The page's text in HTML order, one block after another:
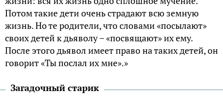
Потом такие дети очень страдают всю земную
жизнь. Но те родители, что словами «посылают»
своих детей к дьяволу – «посвящают» их ему.
После этого дьявол имеет право на таких детей, он
говорит «Ты послал их мне».»
Загадочный старик